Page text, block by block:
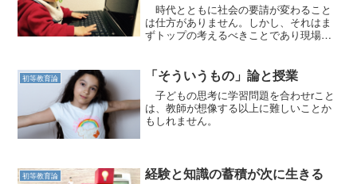
時代とともに社会の要請が変わること
は仕方がありません。しかし、それはま
ずトップの考えるべきことであり現場の
初等教育論 「そういうもの」論と授業
子どもの思考に学習問題を合わせrこと
は、教師が想像する以上に難しいことか
もしれません。
初等教育論 経験と知識の蓄積が次に生きる